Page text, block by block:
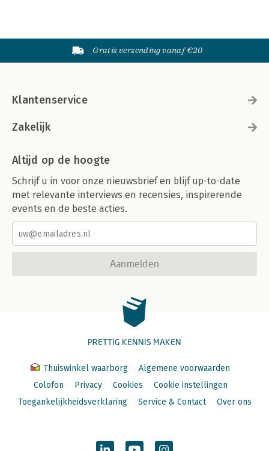
Gratis verzending vanaf €20
Klantenservice
Zakelijk
Altijd op de hoogte
Schrijf u in voor onze nieuwsbrief en blijf up-to-date
met relevante interviews en recensies, inspirerende
events en de beste acties.
Aanmelden
PRETTIG KENNIS MAKEN
Thuiswinkel waarborg
Algemene voorwaarden
Colofon
Privacy Cookies
Cookie instellingen
Toegankelijkheidsverklaring
Service & Contact Over ons